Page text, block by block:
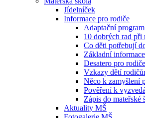
Jídelníček
Informace pro rodiče
Adaptační program
10 dobrých rad při
Co děti potřebují
Základní
Desatero pro
Vzkazy dětí
Něco k zamyšlení
Pověření k
Zápis do mateřské
Aktuality MŠ